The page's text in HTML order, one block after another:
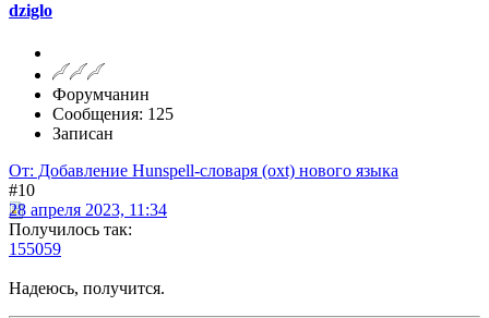
dziglo
Форумчанин
Сообщения: 125
Записан
От: Добавление Hunspell-словаря (oxt) нового языка
#10
28 апреля 2023, 11:34
Получилось так:
155059
Надеюсь, получится.